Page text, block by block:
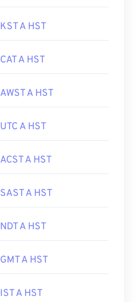
KST A HST
CAT A HST
AWST A HST
UTC A HST
ACST A HST
SAST A HST
NDT A HST
GMT A HST
IST A HST